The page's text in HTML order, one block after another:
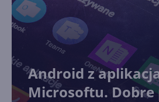
Android z
Microsoftu. Dobre